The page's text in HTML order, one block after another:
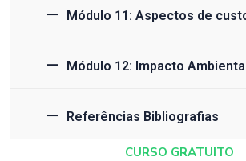
Módulo 11: Aspectos de
Módulo 12: Impacto
Referências Bibliografias
CURSO GRATUITO